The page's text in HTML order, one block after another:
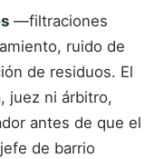
—filtraciones
ruido de
de residuos. El
juez ni árbitro,
antes de que el
de barrio